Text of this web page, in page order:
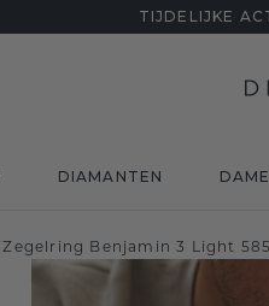
TIJDELIJKE
DIAMANTEN
Zegelring Benjamin 3 Light